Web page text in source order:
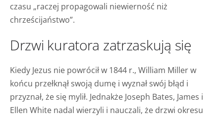
czasu „raczej propagowali niewierność niż
chrześcijaństwo”.
Drzwi kuratora zatrzaskują się
Kiedy Jezus nie powrócił w 1844 r., William Miller w
końcu przełknął swoją dumę i wyznał swój błąd i
przyznał, że się mylił. Jednakże Joseph Bates, James i
Ellen White nadal wierzyli i nauczali, że drzwi okresu